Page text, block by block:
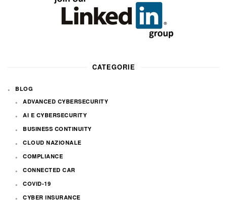
CATEGORIE
BLOG
ADVANCED CYBERSECURITY
AI E CYBERSECURITY
BUSINESS CONTINUITY
CLOUD NAZIONALE
COMPLIANCE
CONNECTED CAR
COVID-19
CYBER INSURANCE